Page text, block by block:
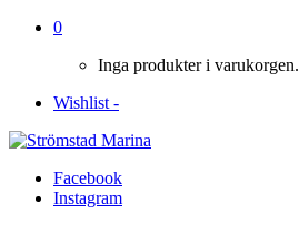
0
Inga produkter i varukorgen.
Wishlist -
Facebook
Instagram